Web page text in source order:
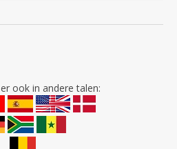
ook in andere talen: